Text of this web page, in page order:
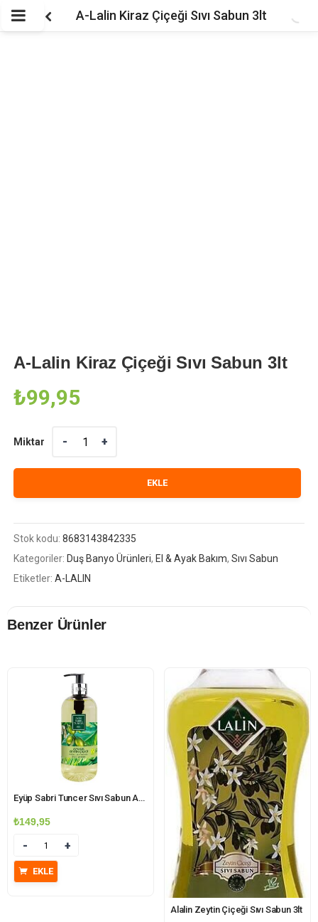
A-Lalin Kiraz Çiçeği Sıvı Sabun 3lt
A-Lalin Kiraz Çiçeği Sıvı Sabun 3lt
₺99,95
Miktar
EKLE
Stok kodu:8683143842335
Kategoriler: Duş Banyo Ürünleri, El & Ayak Bakım,Sıvı Sabun
Etiketler:A-LALIN
Benzer Ürünler
Eyüp Sabri Tuncer Sıvı Sabun Ayvalık Zeytin Çiçeği 500 ml
₺149,95
Miktar
EKLE
Alalin Zeytin Çiçeği Sıvı Sabun 3lt